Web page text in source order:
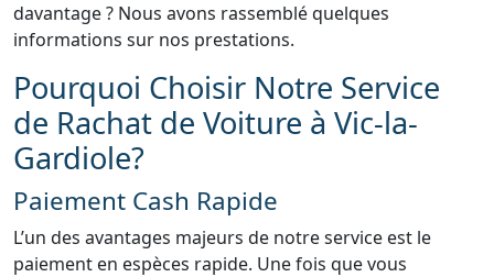
davantage ? Nous avons rassemblé quelques
informations sur nos prestations.
Pourquoi Choisir Notre Service
de Rachat de Voiture à Vic-la-
Gardiole?
Paiement Cash Rapide
L’un des avantages majeurs de notre service est le
paiement en espèces rapide. Une fois que vous